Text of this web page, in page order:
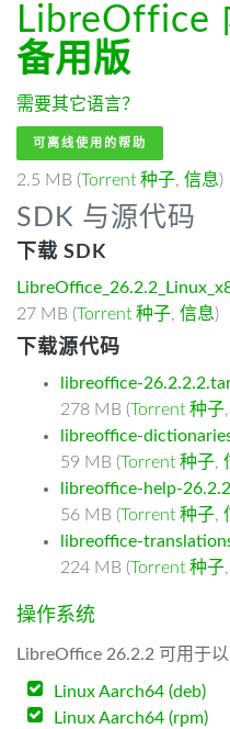
LibreOffice
备用版
需要其它语言？
可离线使用的帮助
2.5 MB (Torrent 种子, 信息)
SDK 与源代码
下载 SDK
27 MB (Torrent 种子, 信息)
下载源代码
libreoffice-
278 MB (Torrent 种子,
libreoffice-
59 MB (Torrent 种子,
libreoffice-help-
56 MB (Torrent 种子,
libreoffice-
224 MB (Torrent 种子,
操作系统
LibreOffice 26.2.2 可用于
Linux Aarch64 (deb)
Linux Aarch64 (rpm)